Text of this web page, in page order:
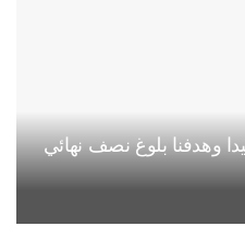
وهدفنا بلوغ نصف نهائي